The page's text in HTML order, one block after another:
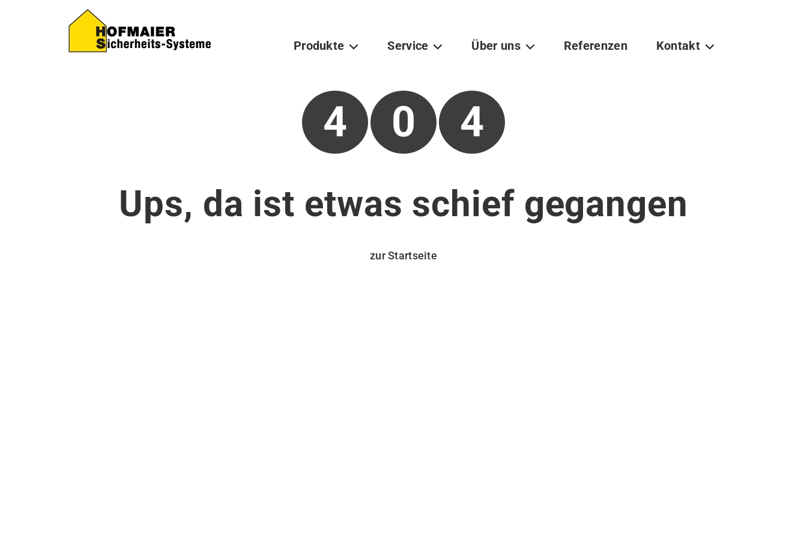
Produkte Toggle Dropdown
Service Toggle Dropdown
Über uns Toggle Dropdown
Referenzen Kontakt Toggle Dropdown
4 0 4
Ups, da ist etwas schief gegangen
zur Startseite